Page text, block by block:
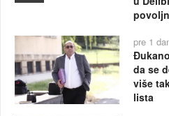
pre 1
da se
više
lista